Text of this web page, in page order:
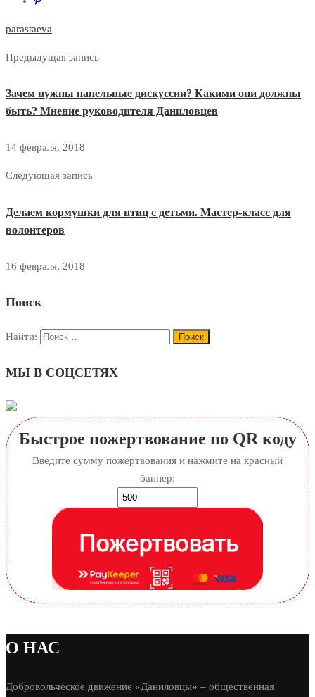
parastaeva
Предыдущая запись
Зачем нужны панельные дискуссии? Какими они должны
быть? Мнение руководителя Даниловцев
14 февраля, 2018
Следующая запись
Делаем кормушки для птиц с детьми. Мастер-класс для
волонтеров
16 февраля, 2018
Поиск
Найти:
МЫ В СОЦСЕТЯХ
Быстрое пожертвование по QR коду
Введите сумму пожертвования и нажмите на красный
баннер:
О НАС
Добровольческое движение «Даниловцы» – общественная